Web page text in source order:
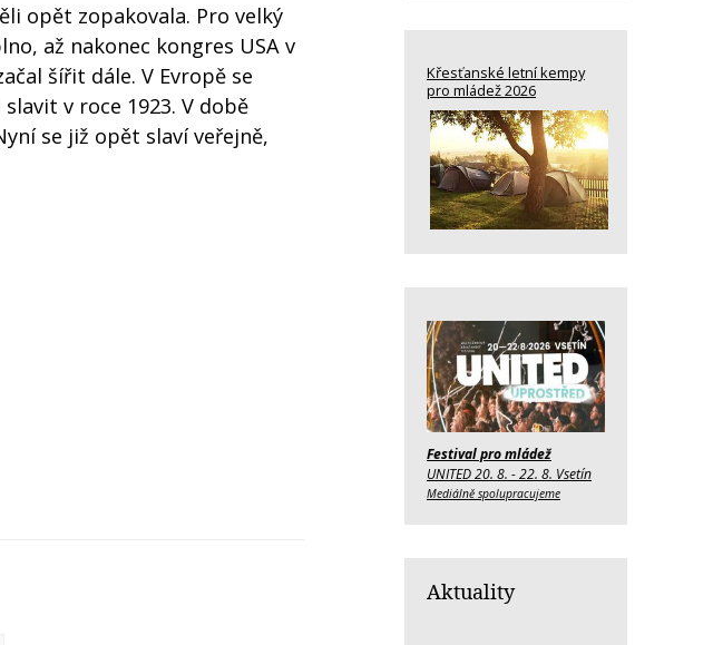
opět zopakovala. Pro velký
až nakonec kongres USA v
šířit dále. V Evropě se
v roce 1923. V době
se již opět slaví veřejně,
Křesťanské letní kempy
pro mládež 2026
Festival pro mládež
UNITED 20. 8. - 22. 8. Vsetín
Mediálně spolupracujeme
Aktuality